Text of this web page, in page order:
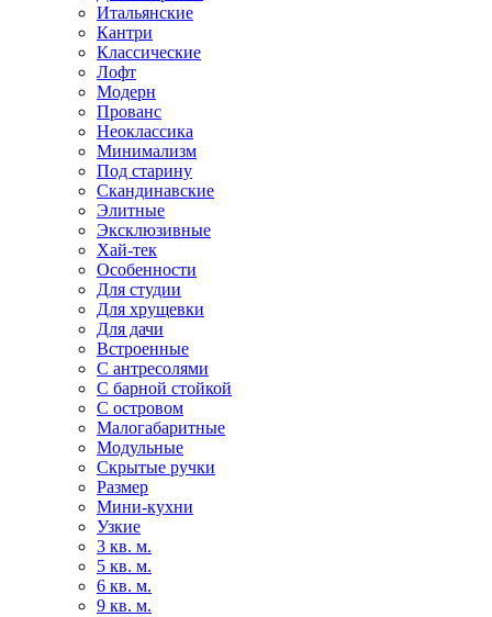
Итальянские
Кантри
Классические
Лофт
Модерн
Прованс
Неоклассика
Минимализм
Под старину
Скандинавские
Элитные
Эксклюзивные
Хай-тек
Особенности
Для студии
Для хрущевки
Для дачи
Встроенные
С антресолями
С барной стойкой
С островом
Малогабаритные
Модульные
Скрытые ручки
Размер
Мини-кухни
Узкие
3 кв. м.
5 кв. м.
6 кв. м.
9 кв. м.